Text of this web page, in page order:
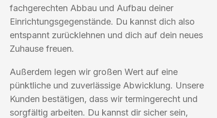
fachgerechten Abbau und Aufbau deiner
Einrichtungsgegenstände. Du kannst dich also
entspannt zurücklehnen und dich auf dein neues
Zuhause freuen.
Außerdem legen wir großen Wert auf eine
pünktliche und zuverlässige Abwicklung. Unsere
Kunden bestätigen, dass wir termingerecht und
sorgfältig arbeiten. Du kannst dir sicher sein,